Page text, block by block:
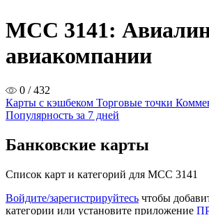
MCC 3141:
авиакомпании
0 / 432
Карты с кэшбеком Торговые точки
Популярность за 7 дней
Банковские карты
Список карт и категорий для MCC 3141
Войдите/зарегистрируйтесь чтобы
категории или установите приложение